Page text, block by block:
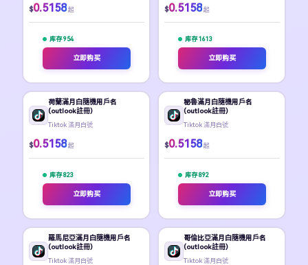
$0.5158 起
库存 954
立即购买
$0.5158 起
库存 1613
立即购买
荷蘭滿月白隨機用戶名
(outlook註冊)
Tiktok 滿月白號
$0.5158 起
库存 823
立即购买
秘魯滿月白隨機用戶名
(outlook註冊)
Tiktok 滿月白號
$0.5158 起
库存 892
立即购买
羅馬尼亞滿月白隨機用戶名
(outlook註冊)
Tiktok 滿月白號
哥倫比亞滿月白隨機用戶名
(outlook註冊)
Tiktok 滿月白號